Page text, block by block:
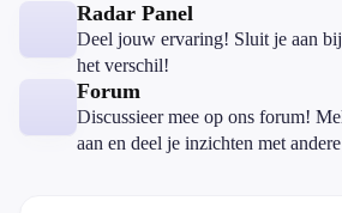
Radar Panel
Deel jouw ervaring! Sluit je aan
het verschil!
Forum
Discussieer mee op ons forum!
aan en deel je inzichten met